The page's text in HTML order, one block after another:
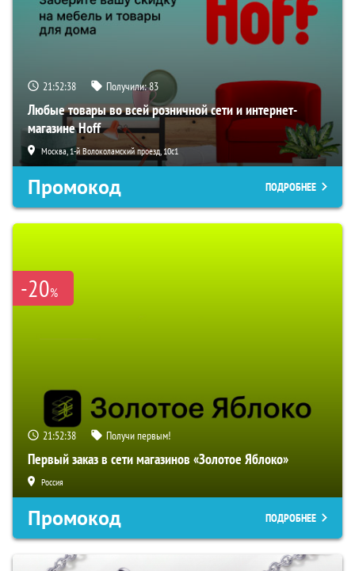
21:52:37 Получили:83
Любые товары во всей розничной сети и интернет-
магазине Hoff
Москва, 1-й Волоколамский проезд, 10с1
Промокод ПОДРОБНЕЕ
-20%
21:52:37 Получи первым!
Первый заказ в сети магазинов «Золотое Яблоко»
Россия
Промокод ПОДРОБНЕЕ